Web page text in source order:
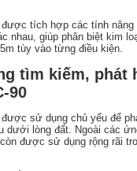
được tích hợp các tính năng
nhau, giúp phân biệt kim
tùy vào từng điều kiện.
tìm kiếm, phát
90
sử dụng chủ yếu để
dưới lòng đất. Ngoài các
được sử dụng rộng rãi